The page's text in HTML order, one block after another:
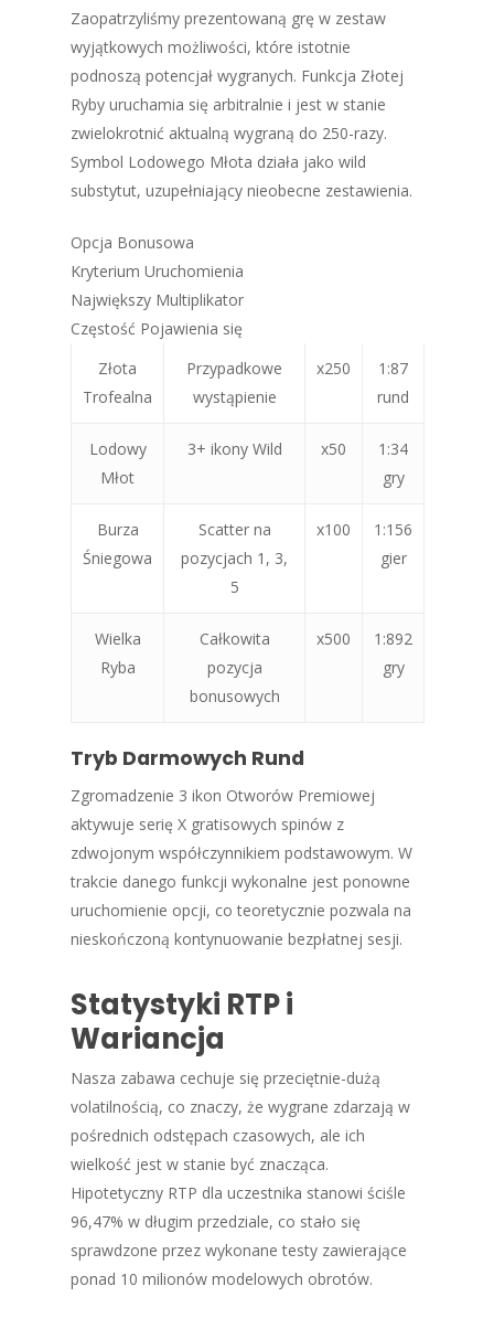
Zaopatrzyliśmy prezentowaną grę w zestaw
wyjątkowych możliwości, które istotnie
podnoszą potencjał wygranych. Funkcja Złotej
Ryby uruchamia się arbitralnie i jest w stanie
zwielokrotnić aktualną wygraną do 250-razy.
Symbol Lodowego Młota działa jako wild
substytut, uzupełniający nieobecne zestawienia.
Opcja Bonusowa
Kryterium Uruchomienia
Największy Multiplikator
Częstość Pojawienia się
Złota
Trofealna
Przypadkowe
wystąpienie
x250
1:87
rund
Lodowy
Młot
3+ ikony Wild x50
1:34
gry
Burza
Śniegowa
Scatter na
pozycjach 1, 3,
5
x100
1:156
gier
Wielka
Ryba
Całkowita
pozycja
bonusowych
x500
1:892
gry
Tryb Darmowych Rund
Zgromadzenie 3 ikon Otworów Premiowej
aktywuje serię X gratisowych spinów z
zdwojonym współczynnikiem podstawowym. W
trakcie danego funkcji wykonalne jest ponowne
uruchomienie opcji, co teoretycznie pozwala na
nieskończoną kontynuowanie bezpłatnej sesji.
Statystyki RTP i
Wariancja
Nasza zabawa cechuje się przeciętnie-dużą
volatilnością, co znaczy, że wygrane zdarzają w
pośrednich odstępach czasowych, ale ich
wielkość jest w stanie być znacząca.
Hipotetyczny RTP dla uczestnika stanowi ściśle
96,47% w długim przedziale, co stało się
sprawdzone przez wykonane testy zawierające
ponad 10 milionów modelowych obrotów.